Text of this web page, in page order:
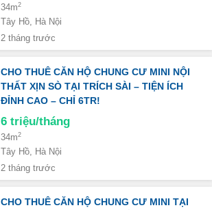
34m2
Tây Hồ, Hà Nội
2 tháng trước
CHO THUÊ CĂN HỘ CHUNG CƯ MINI NỘI
THẤT XỊN SÒ TẠI TRÍCH SÀI – TIỆN ÍCH
ĐỈNH CAO – CHỈ 6TR!
6 triệu/tháng
34m2
Tây Hồ, Hà Nội
2 tháng trước
CHO THUÊ CĂN HỘ CHUNG CƯ MINI TẠI